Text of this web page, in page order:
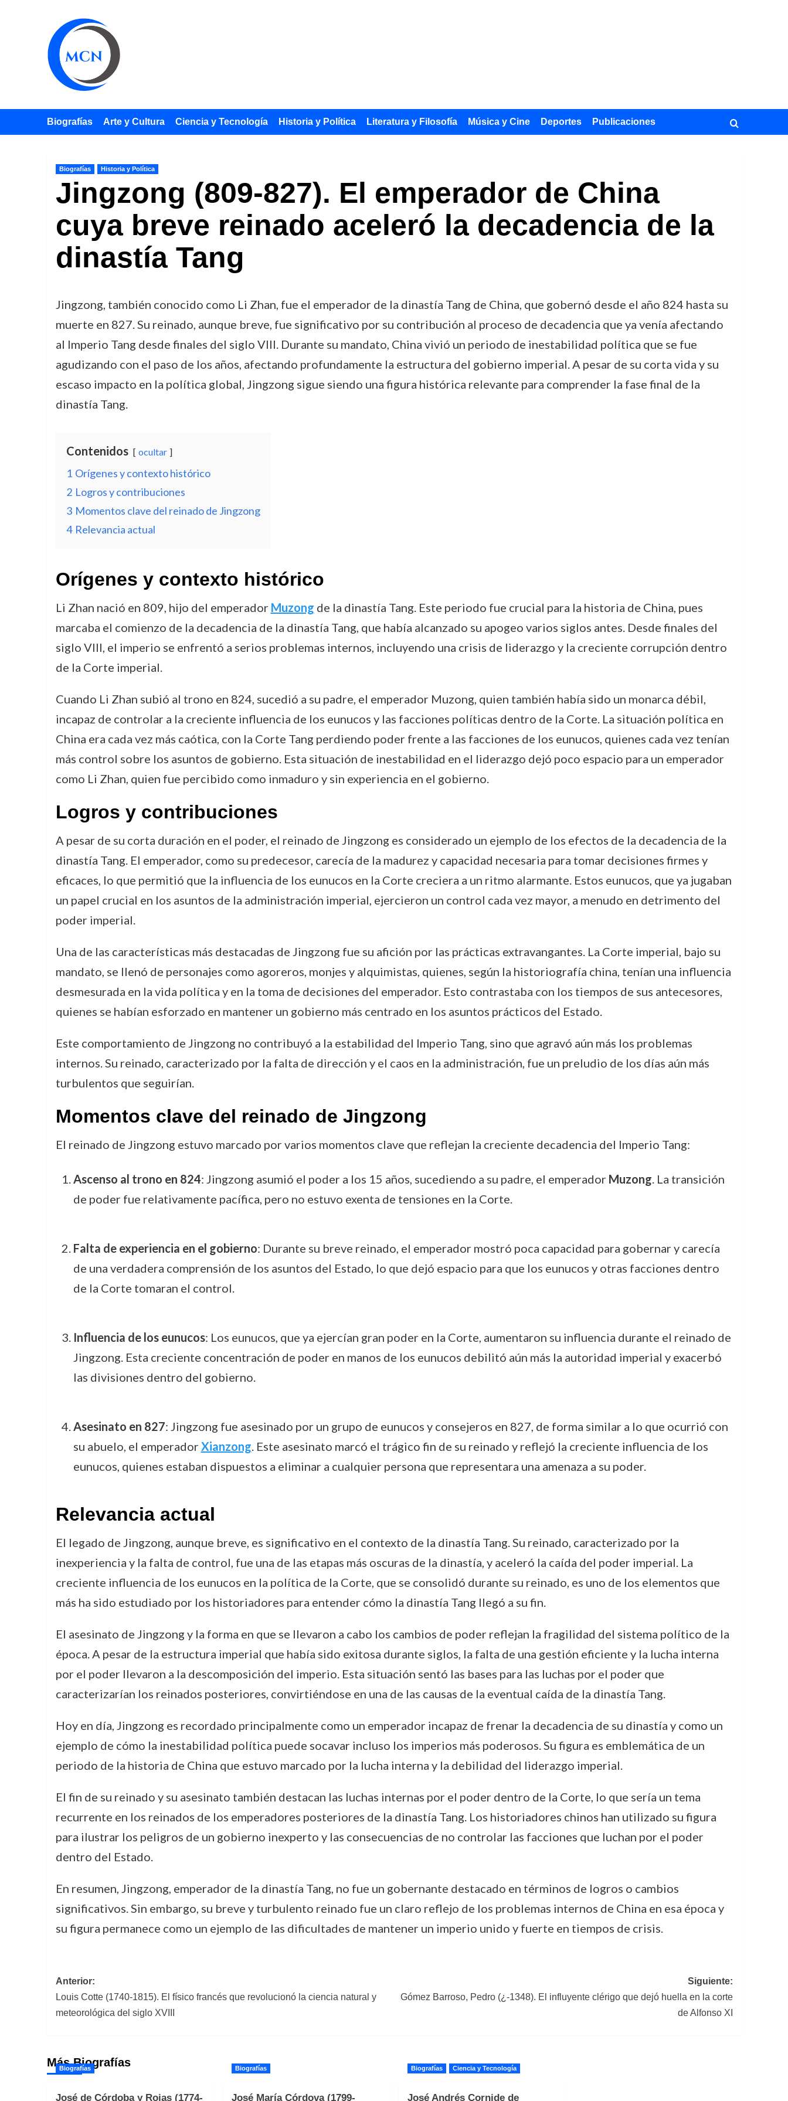
Biografías Arte y Cultura Ciencia y Tecnología Historia y Política Literatura y Filosofía Música y Cine Deportes Publicaciones
Biografías Historia y Política
Jingzong (809-827). El emperador de China
cuya breve reinado aceleró la decadencia de la
dinastía Tang
Jingzong, también conocido como Li Zhan, fue el emperador de la dinastía Tang de China, que gobernó desde el año 824 hasta su
muerte en 827. Su reinado, aunque breve, fue significativo por su contribución al proceso de decadencia que ya venía afectando
al Imperio Tang desde finales del siglo VIII. Durante su mandato, China vivió un periodo de inestabilidad política que se fue
agudizando con el paso de los años, afectando profundamente la estructura del gobierno imperial. A pesar de su corta vida y su
escaso impacto en la política global, Jingzong sigue siendo una figura histórica relevante para comprender la fase final de la
dinastía Tang.
Contenidos ocultar
1 Orígenes y contexto histórico
2 Logros y contribuciones
3 Momentos clave del reinado de Jingzong
4 Relevancia actual
Orígenes y contexto histórico
Li Zhan nació en 809, hijo del emperador Muzong de la dinastía Tang. Este periodo fue crucial para la historia de China, pues
marcaba el comienzo de la decadencia de la dinastía Tang, que había alcanzado su apogeo varios siglos antes. Desde finales del
siglo VIII, el imperio se enfrentó a serios problemas internos, incluyendo una crisis de liderazgo y la creciente corrupción dentro
de la Corte imperial.
Cuando Li Zhan subió al trono en 824, sucedió a su padre, el emperador Muzong, quien también había sido un monarca débil,
incapaz de controlar a la creciente influencia de los eunucos y las facciones políticas dentro de la Corte. La situación política en
China era cada vez más caótica, con la Corte Tang perdiendo poder frente a las facciones de los eunucos, quienes cada vez tenían
más control sobre los asuntos de gobierno. Esta situación de inestabilidad en el liderazgo dejó poco espacio para un emperador
como Li Zhan, quien fue percibido como inmaduro y sin experiencia en el gobierno.
Logros y contribuciones
A pesar de su corta duración en el poder, el reinado de Jingzong es considerado un ejemplo de los efectos de la decadencia de la
dinastía Tang. El emperador, como su predecesor, carecía de la madurez y capacidad necesaria para tomar decisiones firmes y
eficaces, lo que permitió que la influencia de los eunucos en la Corte creciera a un ritmo alarmante. Estos eunucos, que ya jugaban
un papel crucial en los asuntos de la administración imperial, ejercieron un control cada vez mayor, a menudo en detrimento del
poder imperial.
Una de las características más destacadas de Jingzong fue su afición por las prácticas extravangantes. La Corte imperial, bajo su
mandato, se llenó de personajes como agoreros, monjes y alquimistas, quienes, según la historiografía china, tenían una influencia
desmesurada en la vida política y en la toma de decisiones del emperador. Esto contrastaba con los tiempos de sus antecesores,
quienes se habían esforzado en mantener un gobierno más centrado en los asuntos prácticos del Estado.
Este comportamiento de Jingzong no contribuyó a la estabilidad del Imperio Tang, sino que agravó aún más los problemas
internos. Su reinado, caracterizado por la falta de dirección y el caos en la administración, fue un preludio de los días aún más
turbulentos que seguirían.
Momentos clave del reinado de Jingzong
El reinado de Jingzong estuvo marcado por varios momentos clave que reflejan la creciente decadencia del Imperio Tang:
Ascenso al trono en 824: Jingzong asumió el poder a los 15 años, sucediendo a su padre, el emperador Muzong. La transición
de poder fue relativamente pacífica, pero no estuvo exenta de tensiones en la Corte.
Falta de experiencia en el gobierno: Durante su breve reinado, el emperador mostró poca capacidad para gobernar y carecía
de una verdadera comprensión de los asuntos del Estado, lo que dejó espacio para que los eunucos y otras facciones dentro
de la Corte tomaran el control.
Influencia de los eunucos: Los eunucos, que ya ejercían gran poder en la Corte, aumentaron su influencia durante el reinado de
Jingzong. Esta creciente concentración de poder en manos de los eunucos debilitó aún más la autoridad imperial y exacerbó
las divisiones dentro del gobierno.
Asesinato en 827: Jingzong fue asesinado por un grupo de eunucos y consejeros en 827, de forma similar a lo que ocurrió con
su abuelo, el emperador Xianzong. Este asesinato marcó el trágico fin de su reinado y reflejó la creciente influencia de los
eunucos, quienes estaban dispuestos a eliminar a cualquier persona que representara una amenaza a su poder.
Relevancia actual
El legado de Jingzong, aunque breve, es significativo en el contexto de la dinastía Tang. Su reinado, caracterizado por la
inexperiencia y la falta de control, fue una de las etapas más oscuras de la dinastía, y aceleró la caída del poder imperial. La
creciente influencia de los eunucos en la política de la Corte, que se consolidó durante su reinado, es uno de los elementos que
más ha sido estudiado por los historiadores para entender cómo la dinastía Tang llegó a su fin.
El asesinato de Jingzong y la forma en que se llevaron a cabo los cambios de poder reflejan la fragilidad del sistema político de la
época. A pesar de la estructura imperial que había sido exitosa durante siglos, la falta de una gestión eficiente y la lucha interna
por el poder llevaron a la descomposición del imperio. Esta situación sentó las bases para las luchas por el poder que
caracterizarían los reinados posteriores, convirtiéndose en una de las causas de la eventual caída de la dinastía Tang.
Hoy en día, Jingzong es recordado principalmente como un emperador incapaz de frenar la decadencia de su dinastía y como un
ejemplo de cómo la inestabilidad política puede socavar incluso los imperios más poderosos. Su figura es emblemática de un
periodo de la historia de China que estuvo marcado por la lucha interna y la debilidad del liderazgo imperial.
El fin de su reinado y su asesinato también destacan las luchas internas por el poder dentro de la Corte, lo que sería un tema
recurrente en los reinados de los emperadores posteriores de la dinastía Tang. Los historiadores chinos han utilizado su figura
para ilustrar los peligros de un gobierno inexperto y las consecuencias de no controlar las facciones que luchan por el poder
dentro del Estado.
En resumen, Jingzong, emperador de la dinastía Tang, no fue un gobernante destacado en términos de logros o cambios
significativos. Sin embargo, su breve y turbulento reinado fue un claro reflejo de los problemas internos de China en esa época y
su figura permanece como un ejemplo de las dificultades de mantener un imperio unido y fuerte en tiempos de crisis.
Navegación
de
Anterior:
Louis Cotte (1740-1815). El físico francés que revolucionó la ciencia natural y
meteorológica del siglo XVIII
Siguiente:
Gómez Barroso, Pedro (¿-1348). El influyente clérigo que dejó huella en la corte
de Alfonso XI
Más Biografías
Biografías
José de Córdoba y Rojas (1774-
Biografías
José María Córdova (1799-
Biografías Ciencia y Tecnología
José Andrés Cornide de